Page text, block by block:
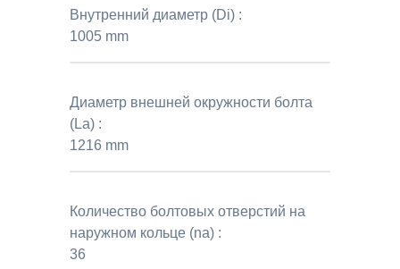
Внутренний диаметр (Di) :
1005 mm
Диаметр внешней окружности болта
(La) :
1216 mm
Количество болтовых отверстий на
наружном кольце (na) :
36